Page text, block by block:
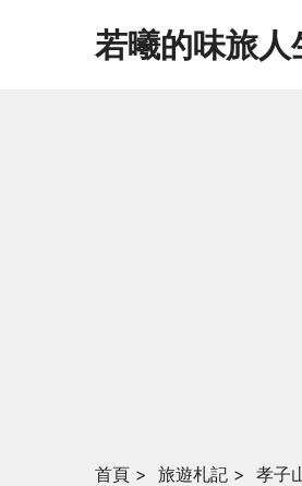
若曦的味旅人
首頁 > 旅遊札記 > 孝子